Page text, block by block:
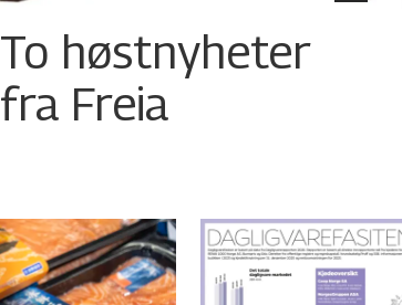
To høstnyheter
fra Freia